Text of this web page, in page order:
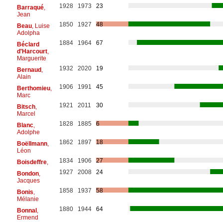
Barraqué,
Jean
1928 1973 23
Beau, Luise
Adolpha
1850 1927 48
Béclard
d'Harcourt,
Marguerite
1884 1964 67
Bernaud,
Alain
1932 2020 19
Berthomieu,
Marc
1906 1991 45
Bitsch,
Marcel
1921 2011 30
Blanc,
Adolphe
1828 1885 6
Boëllmann,
Léon
1862 1897 18
Boisdeffre, 1834 1906
27
Bondon,
Jacques
1927 2008 24
Bonis
Mélanie
1858 1937 58
Bonnal,
Ermend
1880 1944 64